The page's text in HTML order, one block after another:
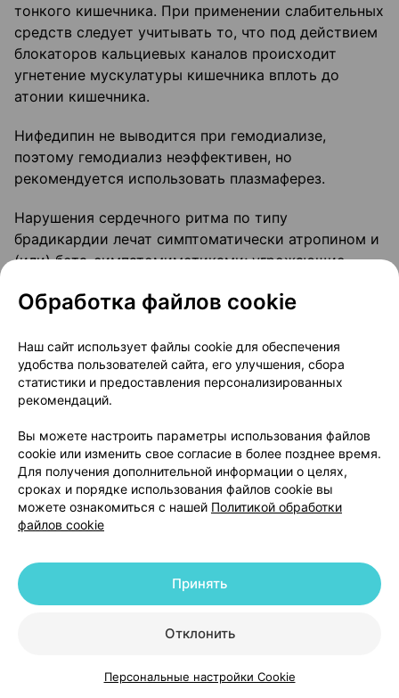
КаталогКорзинаИзбранноеПрофиль
тонкого кишечника. При применении слабительных
средств следует учитывать то, что под действием
блокаторов кальциевых каналов происходит
угнетение мускулатуры кишечника вплоть до
атонии кишечника.
Нифедипин не выводится при гемодиализе,
поэтому гемодиализ неэффективен, но
рекомендуется использовать плазмаферез.
Нарушения сердечного ритма по типу
брадикардии лечат симптоматически атропином и
(или) бета-симпатомиметиками; угрожающие
временного кардиостимулятора.
Артериальную гипотензию при кардиогенном шоке
и артериальной вазодилатации следует лечить
препаратами кальция (10-20 мл 10 % раствора
кальция глюконата в/в медленно, при
необходимости введение можно повторить). Если
при применении препарата кальция не удалось
достичь необходимого повышения АД,
дополнительно назначают сосудосуживающие
симпатомиметики, такие как допамин (до 25 мкг
на кг массы тела в минуту), добутамин (до 15 мкг
эпинефрин или норэпинефрин. Доза этих
лекарственных средств определяется
дополнительную жидкость или
Обработка файлов cookie
Наш сайт использует файлы cookie для обеспечения
удобства пользователей сайта, его улучшения, сбора
статистики и предоставления персонализированных
рекомендаций.
Вы можете настроить параметры использования файлов
cookie или изменить свое согласие в более позднее время.
Для получения дополнительной информации о целях,
сроках и порядке использования файлов cookie вы
можете ознакомиться с нашей Политикой обработки
файлов cookie
Отклонить
Принять
Персональные настройки Cookie